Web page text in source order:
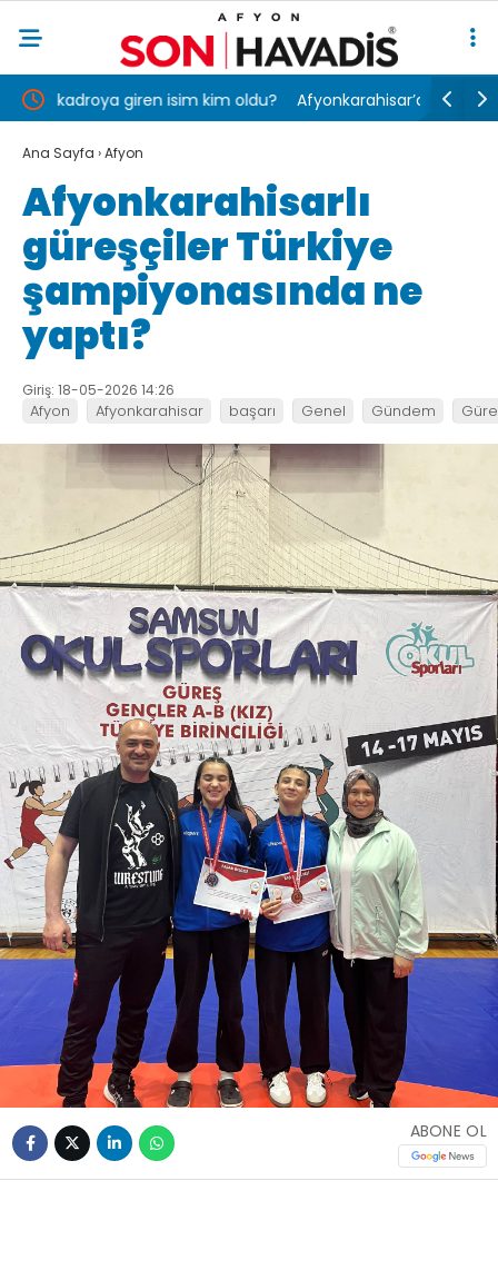
Afyonkarahisar’da yolcu otobüsü kamyonete
çarptı, 1 kişi öldü, 15 kişi yaralandı
Yolcu
Ana Sayfa ›Afyon
Afyonkarahisarlı
güreşçiler Türkiye
şampiyonasında ne
yaptı?
Giriş: 18-05-2026 14:26
Afyon Afyonkarahisar başarı Genel Gündem
ABONE OL